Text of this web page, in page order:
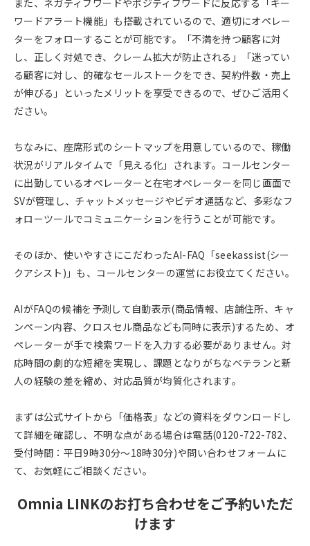
ワードアラート機能」も搭載されているので、適切にオペレー
ターをフォローすることが可能です。「不満を持つ顧客に対
し、正しく対処でき、クレーム拡大が防止される」「迷ってい
る顧客に対し、的確なセールストークをでき、契約件数・売上
が伸びる」といったメリットを享受できるので、ぜひご活用く
ださい。
ちなみに、座席形式のシートマップを用意しているので、稼働
状況がリアルタイムで「見える化」されます。コールセンター
に出勤しているオペレーターと在宅オペレーターを同じ画面で
SVが管理し、チャットメッセージやビデオ通話など、多彩なフ
ォローツールでコミュニケーションを行うことが可能です。
そのほか、使いやすさにこだわったAI-FAQ「seekassist(シー
クアシスト)」も、コールセンターの運営にお役立てください。
AIがFAQの候補を予測して自動表示(商品情報、店舗住所、キャ
ンペーン内容、クロスセル商品なども同時に表示)するため、オ
ペレーターが手で検索ワードを入力する必要がありません。対
応時間の劇的な短縮を実現し、課題となりがちなベテランと新
人の経験の差を縮め、対応品質が均質化されます。
まずは公式サイトから「価格表」などの資料をダウンロードし
て詳細を確認し、不明な点がある場合は電話(0120-722-782、
受付時間：平日9時30分～18時30分)や問い合わせフォームに
て、お気軽にご相談ください。
Omnia LINKのお打ち合わせをご予約いただ
けます